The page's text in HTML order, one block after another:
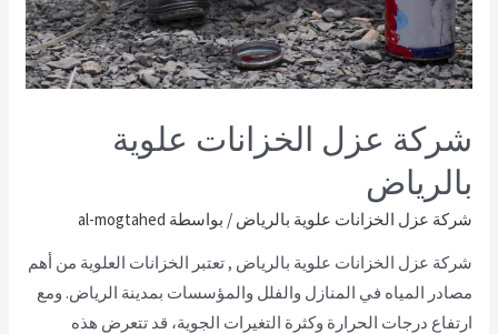
شركة عزل الخزانات علوية
بالرياض
شركة عزل الخزانات علوية بالرياض / بواسطة al-mogtahed
شركة عزل الخزانات علوية بالرياض , تعتبر الخزانات العلوية من أهم
مصادر المياه في المنازل والفلل والمؤسسات بمدينة الرياض. ومع
ارتفاع درجات الحرارة وكثرة التغيرات الجوية، قد تتعرض هذه